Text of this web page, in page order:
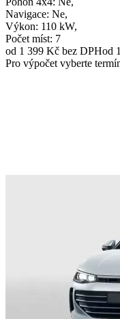
Navigace: Ne,
Výkon: 110 kW,
Počet míst: 7
od 1 399 Kč bez DPHod
Pro výpočet vyberte